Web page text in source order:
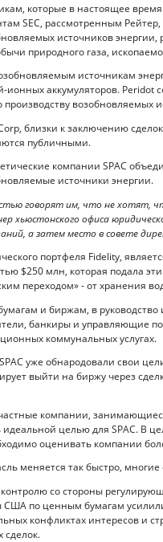
которые в настоящее
SEC, рассмотренным
источников
природного газа,
источникам
ионных аккумуляторов.
возобновляемых
близки к заключению
публичными.
компании SPAC
источники энергии.
говорят им, что не хотят,
хьюстонского офиса
а затем место в совете
портфеля Fidelity,
$250 млн, которая подала
переходом» - от хранения
и биржам, в
банкиры и управляющие
коммунальных услугах.
уже обнародовали свои
выйти на биржу через
компании,
целью для SPAC. В
оценивать компании
меняется так быстро,
со стороны
по ценным бумагам
конфликтах интересов и
сделок.